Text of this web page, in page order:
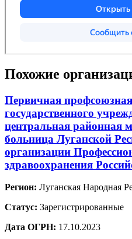
Похожие
Первичная
государственного
центральная районная
больница Луганской
организации
здравоохранения
Регион: Луганская Народная
Статус: Зарегистрированные
Дата ОГРН: 17.10.2023